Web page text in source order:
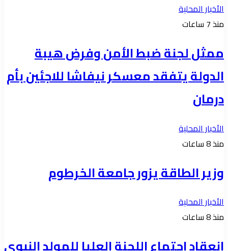
الأخبار المحلية
منذ 7 ساعات
ممثل لجنة ضبط الأمن وفرض هيبة
الدولة يتفقد معسكر نيفاشا للاجئين بأم
درمان
الأخبار المحلية
منذ 8 ساعات
وزير الطاقة يزور جامعة الخرطوم
الأخبار المحلية
منذ 8 ساعات
انعقاد اجتماع اللجنة العليا للمولد النبوي